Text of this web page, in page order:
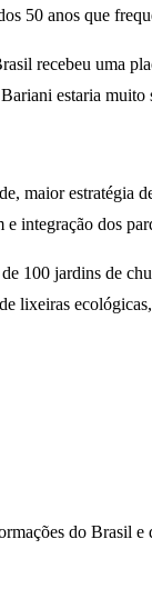
50 anos que
recebeu uma
estaria
maior estratégia
integração dos
100 jardins de
lixeiras
do Brasil e